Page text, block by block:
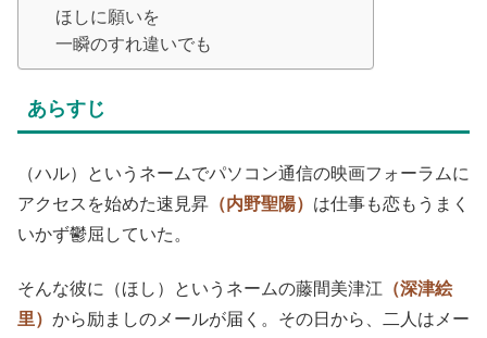
ほしに願いを
一瞬のすれ違いでも
あらすじ
（ハル）というネームでパソコン通信の映画フォーラムに
アクセスを始めた速見昇 （内野聖陽） は仕事も恋もうまく
いかず鬱屈していた。
そんな彼に（ほし）というネームの藤間美津江 （深津絵
里） から励ましのメールが届く。その日から、二人はメー